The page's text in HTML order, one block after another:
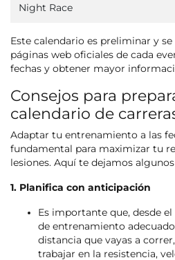
Night Race
Este calendario es preliminar y
páginas web oficiales de cada
fechas y obtener mayor
Consejos para
calendario de
Adaptar tu entrenamiento a las
fundamental para maximizar tu
lesiones. Aquí te dejamos
1. Planifica con anticipación
Es importante que, desde
de entrenamiento
distancia que vayas a
trabajar en la resistencia,